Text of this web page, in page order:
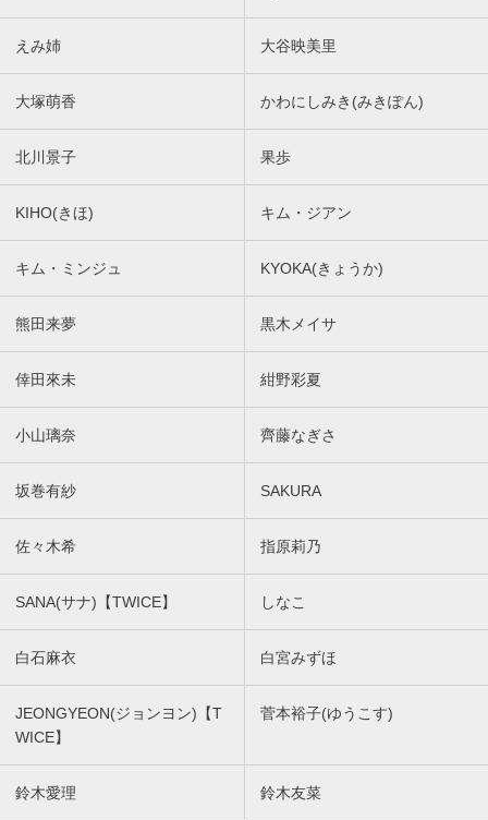
えみ姉 大谷映美里
大塚萌香 かわにしみき(みきぽん)
北川景子 果歩
KIHO(きほ) キム・ジアン
キム・ミンジュ KYOKA(きょうか)
熊田来夢 黒木メイサ
倖田來未 紺野彩夏
小山璃奈 齊藤なぎさ
坂巻有紗 SAKURA
佐々木希 指原莉乃
SANA(サナ)【TWICE】 しなこ
白石麻衣 白宮みずほ
JEONGYEON(ジョンヨン)【T
WICE】
菅本裕子(ゆうこす)
鈴木愛理 鈴木友菜